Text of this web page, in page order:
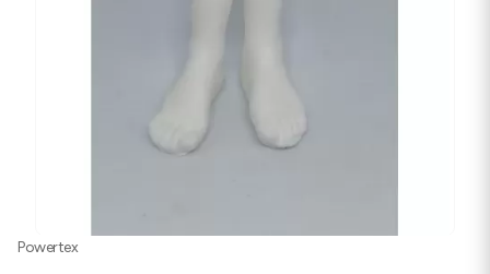
Powertex